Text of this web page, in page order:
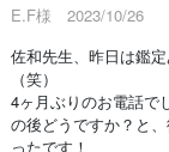
E.F様 2023/10/26
佐和先生、昨日は鑑
（笑）
4ヶ月ぶりのお電話で
の後どうですか？と
ったです！